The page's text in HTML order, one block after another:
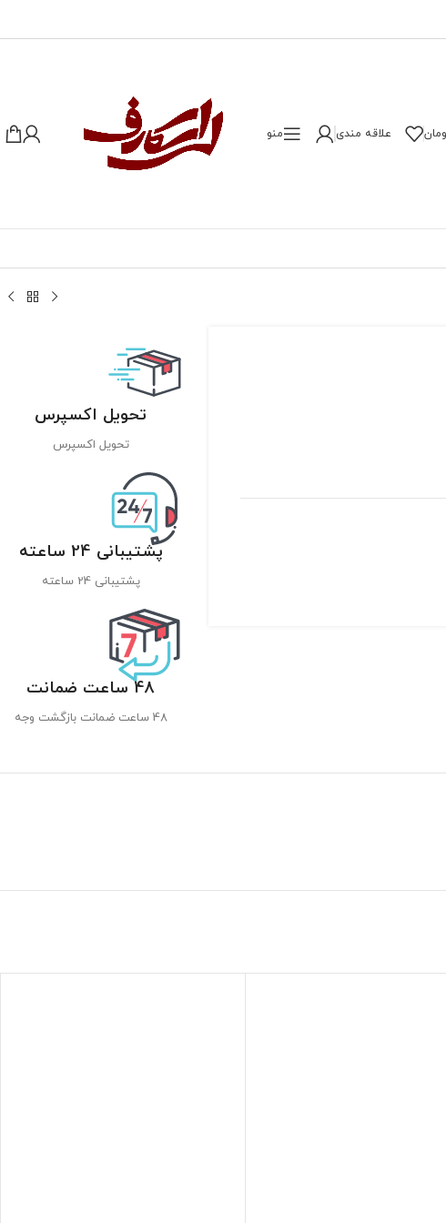
علاقه مندی منو
تحویل اکسپرس
تحویل اکسپرس
پشتیبانی 24 ساعته
پشتیبانی 24 ساعته
48 ساعت ضمانت
48 ساعت ضمانت بازگشت وجه